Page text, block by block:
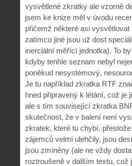
vysvětlené zkratky ale vzorně
jsem ke knize měl v úvodu
přičemž některé asi vysvětlovat
zatímco jiné jsou už dost
inerciální měřící jednotka). To
kdyby tenhle seznam nebyl
poněkud nesystémový,
Je tu například zkratka RTF
hned připravený k létání, což je
ale s tím související zkratka
skutečnost, že v balení není
zkratek, které tu chybí,
zájemců velmi ulehčily, jsou
jsou zmíněny (ale ne vždy
roztroušeně v dalším textu, což